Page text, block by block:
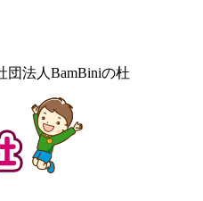
団法人BamBiniの杜